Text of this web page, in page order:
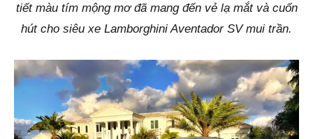
tiết màu tím mộng mơ đã mang đến vẻ lạ mắt và cuốn
hút cho siêu xe Lamborghini Aventador SV mui trần.